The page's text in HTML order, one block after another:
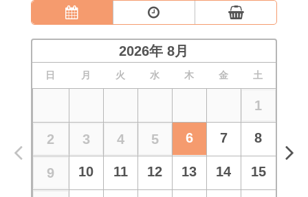
2026年8月
日 月 火 水 木 金 土
1
2 3 4 5 6 7 8
9 10 11 12 13 14 15